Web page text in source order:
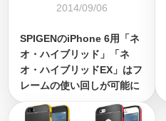
2014/09/06
SPIGENのiPhone 6用「ネ
オ・ハイブリッド」「ネ
オ・ハイブリッドEX」はフ
レームの使い回しが可能に